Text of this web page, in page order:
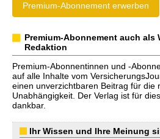
Premium-Abonnement erwerben
Premium-Abonnement auch als
Redaktion
Premium-Abonnentinnen und -
auf alle Inhalte vom
einen unverzichtbaren Beitrag für die
Unabhängigkeit. Der Verlag ist für
dankbar.
Ihr Wissen und Ihre Meinung